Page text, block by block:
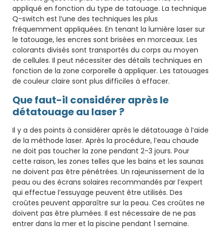
appliqué en fonction du type de tatouage. La technique
Q-switch est l’une des techniques les plus
fréquemment appliquées. En tenant la lumière laser sur
le tatouage, les encres sont brisées en morceaux. Les
colorants divisés sont transportés du corps au moyen
de cellules. Il peut nécessiter des détails techniques en
fonction de la zone corporelle à appliquer. Les tatouages
​​de couleur claire sont plus difficiles à effacer.
Que faut-il considérer après le
détatouage au laser ?
Il y a des points à considérer après le détatouage à l’aide
de la méthode laser. Après la procédure, l’eau chaude
ne doit pas toucher la zone pendant 2-3 jours. Pour
cette raison, les zones telles que les bains et les saunas
ne doivent pas être pénétrées. Un rajeunissement de la
peau ou des écrans solaires recommandés par l’expert
qui effectue l’essuyage peuvent être utilisés. Des
croûtes peuvent apparaître sur la peau. Ces croûtes ne
doivent pas être plumées. Il est nécessaire de ne pas
entrer dans la mer et la piscine pendant 1 semaine.